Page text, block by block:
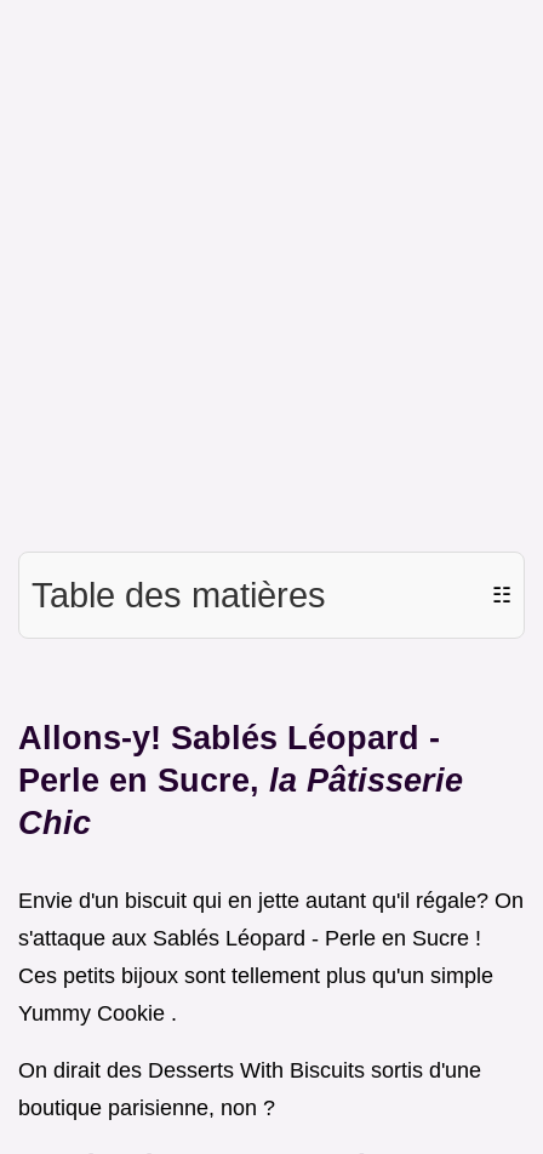
Table des matières ☷
Allons-y! Sablés Léopard -
Perle en Sucre, la Pâtisserie
Chic
Envie d'un biscuit qui en jette autant qu'il régale? On
s'attaque aux Sablés Léopard - Perle en Sucre !
Ces petits bijoux sont tellement plus qu'un simple
Yummy Cookie .
On dirait des Desserts With Biscuits sortis d'une
boutique parisienne, non ?